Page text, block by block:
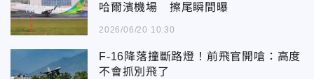
哈爾濱機場 擦尾瞬間曝
2026/06/20 10:30
F-16降落撞斷路燈！前飛官開嗆：高度
不會抓別飛了